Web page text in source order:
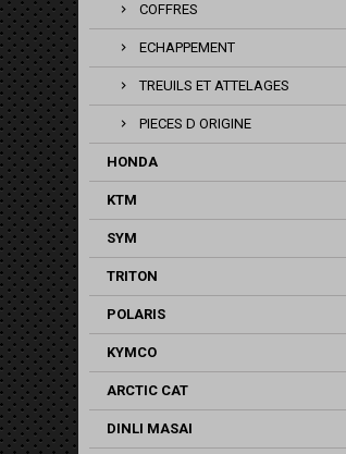
COFFRES
ECHAPPEMENT
TREUILS ET ATTELAGES
PIECES D ORIGINE
HONDA
KTM
SYM
TRITON
POLARIS
KYMCO
ARCTIC CAT
DINLI MASAI